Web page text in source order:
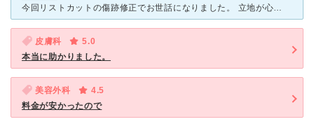
今回リストカットの傷跡修正でお世話になりました。 立地が心斎橋で交通の便も良く便利です。 商店街に入ってすぐなので迷う事もないです。 先生、看護師さん共にとても説明から対応、施術まで丁寧で親
皮膚科
5.0
本当に助かりました。
美容外科
4.5
料金が安かったので